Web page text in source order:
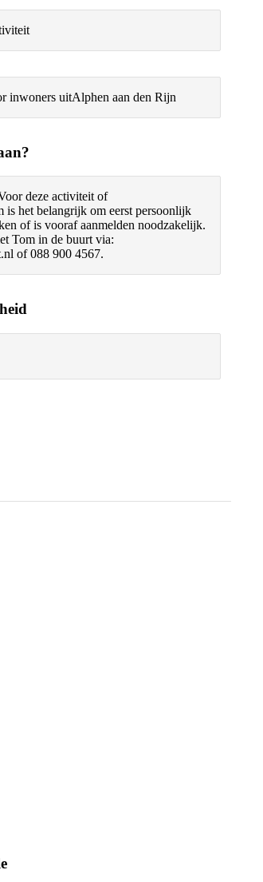
Alphen aan den Rijn
deze activiteit of
is het belangrijk om eerst persoonlijk
of is vooraf aanmelden noodzakelijk.
Tom in de buurt via:
of 088 900 4567.